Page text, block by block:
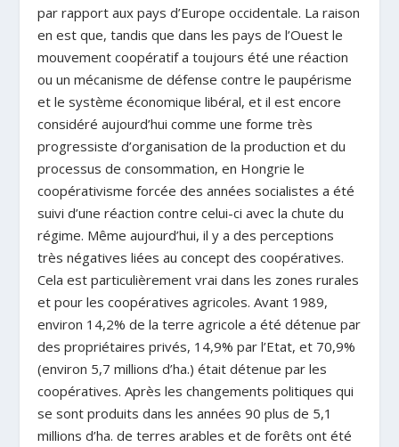
par rapport aux pays d’Europe occidentale. La raison
en est que, tandis que dans les pays de l’Ouest le
mouvement coopératif a toujours été une réaction
ou un mécanisme de défense contre le paupérisme
et le système économique libéral, et il est encore
considéré aujourd’hui comme une forme très
progressiste d’organisation de la production et du
processus de consommation, en Hongrie le
coopérativisme forcée des années socialistes a été
suivi d’une réaction contre celui-ci avec la chute du
régime. Même aujourd’hui, il y a des perceptions
très négatives liées au concept des coopératives.
Cela est particulièrement vrai dans les zones rurales
et pour les coopératives agricoles. Avant 1989,
environ 14,2% de la terre agricole a été détenue par
des propriétaires privés, 14,9% par l’Etat, et 70,9%
(environ 5,7 millions d’ha.) était détenue par les
coopératives. Après les changements politiques qui
se sont produits dans les années 90 plus de 5,1
millions d’ha. de terres arables et de forêts ont été